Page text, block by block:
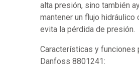
alta presión, sino también
mantener un flujo hidráulico
evita la pérdida de presión.
Características y funciones
Danfoss 8801241: